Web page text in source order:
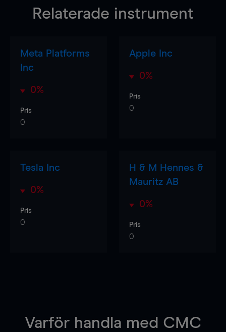
Relaterade instrument
Meta Platforms
Inc
0%
Pris
0
Apple Inc
0%
Pris
0
Tesla Inc
0%
Pris
0
H & M Hennes &
Mauritz AB
0%
Pris
0
Varför handla med CMC